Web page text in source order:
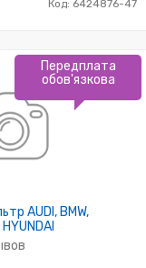
Код: 6424876-47
AUDI, BMW,
Передплата
обов'язкова